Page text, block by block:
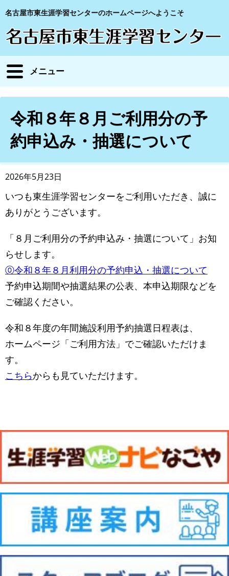
名古屋市東生涯学習センターのホームページへようこそ
メニュー
令和８年８月ご利用分の予
約申込み・抽選について
2026年5月23日
いつも東生涯学習センターをご利用いただき、誠に
ありがとうございます。
「８月ご利用分の予約申込み・抽選について」お知
らせします。
⓪令和８年８月利用分の予約申込・抽選について
予約申込期間や抽選結果の公表、本申込期限などを
ご確認ください。
令和８年度の年間施設利用予約抽選日程表は、
ホームページ「ご利用方法」でご確認いただけま
す。
こちらからも見ていただけます。